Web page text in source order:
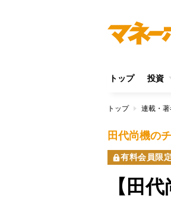
トップ 投資
トップ 連載・
田代尚機の
有料会員限定
【田